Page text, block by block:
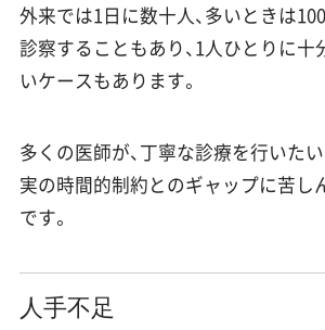
外来では1日に数十人、多いときは
診察することもあり、1人ひとりに
いケースもあります。
多くの医師が、丁寧な診療を行いた
実の時間的制約とのギャップに苦し
です。
人手不足